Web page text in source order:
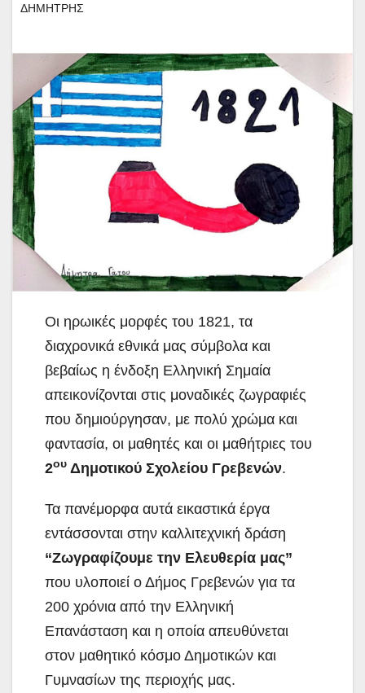
ΔΗΜΗΤΡΗΣ
Οι ηρωικές μορφές του 1821, τα
διαχρονικά εθνικά μας σύμβολα και
βεβαίως η ένδοξη Ελληνική Σημαία
απεικονίζονται στις μοναδικές ζωγραφιές
που δημιούργησαν, με πολύ χρώμα και
φαντασία, οι μαθητές και οι μαθήτριες του
2ου Δημοτικού Σχολείου Γρεβενών.
Τα πανέμορφα αυτά εικαστικά έργα
εντάσσονται στην καλλιτεχνική δράση
“Ζωγραφίζουμε την Ελευθερία μας”
που υλοποιεί ο Δήμος Γρεβενών για τα
200 χρόνια από την Ελληνική
Επανάσταση και η οποία απευθύνεται
στον μαθητικό κόσμο Δημοτικών και
Γυμνασίων της περιοχής μας.